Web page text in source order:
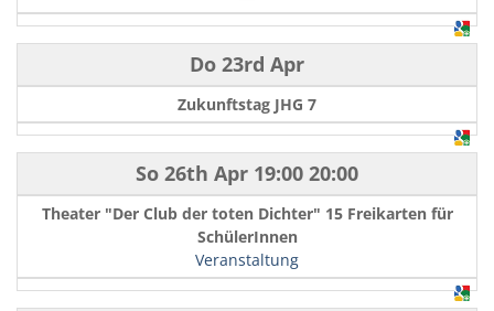
Do 23rd Apr
Zukunftstag JHG 7
So 26th Apr 19:00 20:00
Theater "Der Club der toten Dichter" 15 Freikarten für
SchülerInnen
Veranstaltung